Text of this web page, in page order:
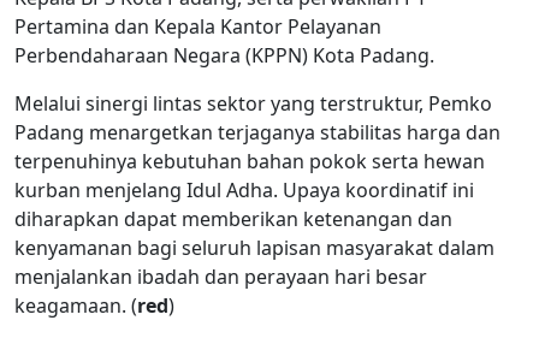
Pertamina dan Kepala Kantor Pelayanan
Perbendaharaan Negara (KPPN) Kota Padang.
Melalui sinergi lintas sektor yang terstruktur, Pemko
Padang menargetkan terjaganya stabilitas harga dan
terpenuhinya kebutuhan bahan pokok serta hewan
kurban menjelang Idul Adha. Upaya koordinatif ini
diharapkan dapat memberikan ketenangan dan
kenyamanan bagi seluruh lapisan masyarakat dalam
menjalankan ibadah dan perayaan hari besar
keagamaan. (red)